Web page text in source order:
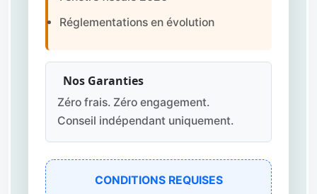
Réglementations en évolution
Nos Garanties
Zéro frais. Zéro engagement.
Conseil indépendant uniquement.
CONDITIONS REQUISES